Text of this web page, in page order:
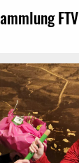
FTV